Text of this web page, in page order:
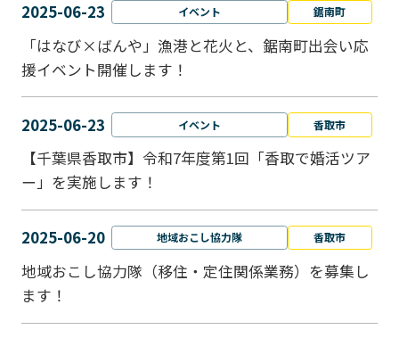
2025-06-23 イベント 鋸南町
「はなび×ばんや」漁港と花火と、鋸南町出会い応
援イベント開催します！
2025-06-23 イベント 香取市
【千葉県香取市】令和7年度第1回「香取で婚活ツア
ー」を実施します！
2025-06-20 地域おこし協力隊 香取市
地域おこし協力隊（移住・定住関係業務）を募集し
ます！